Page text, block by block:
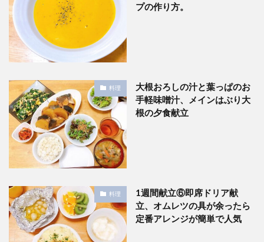
プの作り方。
料理
大根おろしの汁と葉っぱのお
手軽味噌汁、メインはぶり大
根の夕食献立
料理
1週間献立⑥即席ドリア献
立、オムレツの具が余ったら
定番アレンジが簡単で人気